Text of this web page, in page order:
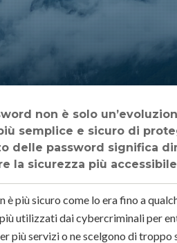
semplice e sicuro di
delle password significa
la sicurezza più
più sicuro come lo era fino a
utilizzati dai cybercriminali per
più servizi o ne scelgono di troppo